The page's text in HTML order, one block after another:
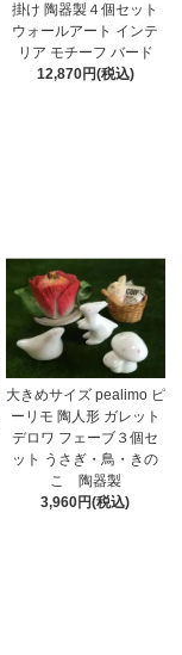
掛け 陶器製４個セット
ウォールアート インテ
リア モチーフ バード
12,870円(税込)
大きめサイズ pealimo ピ
ーリモ 陶人形 ガレット
デロワ フェーブ３個セ
ット うさぎ・鳥・きの
こ 陶器製
3,960円(税込)